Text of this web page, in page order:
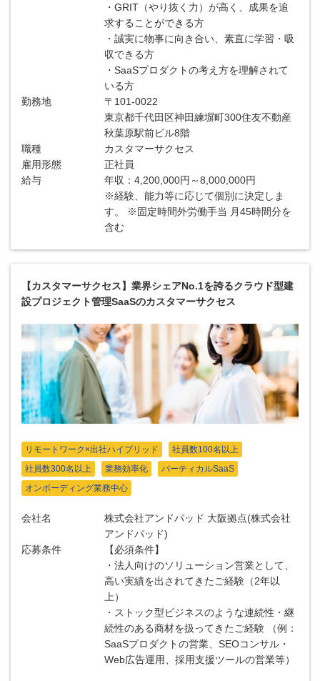
・GRIT（やり抜く力）が高く、成果を追
求することができる方
・誠実に物事に向き合い、素直に学習・吸
収できる方
・SaaSプロダクトの考え方を理解されて
いる方
勤務地
〒101-0022
東京都千代田区神田練塀町300住友不動産
秋葉原駅前ビル8階
職種
カスタマーサクセス
雇用形態
正社員
給与
年収：4,200,000円～8,000,000円
※経験、能力等に応じて個別に決定しま
す。 ※固定時間外労働手当 月45時間分を
含む
【カスタマーサクセス】業界シェアNo.1を誇るクラウド型建
設プロジェクト管理SaaSのカスタマーサクセス
リモートワーク×出社ハイブリッド
社員数100名以上
社員数300名以上
業務効率化
バーティカルSaaS
オンボーディング業務中心
会社名
株式会社アンドパッド 大阪拠点(株式会社
アンドパッド)
応募条件
【必須条件】
・法人向けのソリューション営業として、
高い実績を出されてきたご経験（2年以
上）
・ストック型ビジネスのような連続性・継
続性のある商材を扱ってきたご経験 （例：
SaaSプロダクトの営業、SEOコンサル・
Web広告運用、採用支援ツールの営業等）